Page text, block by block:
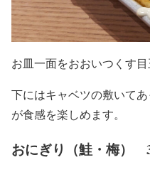
お皿一面をおおいつくす
下にはキャベツの敷いて
が食感を楽しめます。
おにぎり（鮭・梅）